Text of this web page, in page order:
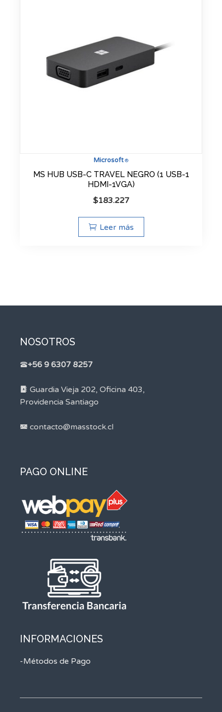
Microsoft®
MS HUB USB-C TRAVEL NEGRO (1 USB-1
HDMI-1VGA)
$183.227
Leer más
NOSOTROS
+56 9 6307 8257
Guardia Vieja 202, Oficina 403,
Providencia Santiago
contacto@masstock.cl
PAGO ONLINE
INFORMACIONES
-Métodos de Pago